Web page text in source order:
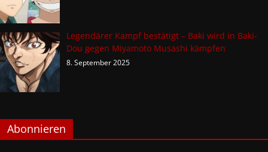
Legendärer Kampf bestätigt – Baki wird in Baki-
Dou gegen Miyamoto Musashi kämpfen
8. September 2025
Abonnieren